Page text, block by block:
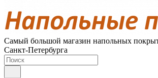
Самый большой магазин напольных
Санкт-Петербурга